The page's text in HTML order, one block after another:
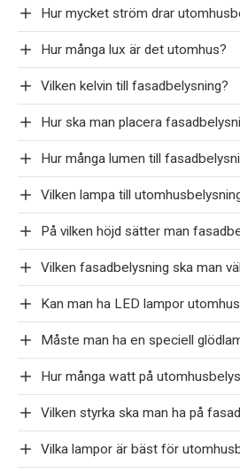
Hur mycket ström drar
Hur många lux är det utomhus?
Vilken kelvin till fasadbelysning?
Hur ska man placera
Hur många lumen till
Vilken lampa till
På vilken höjd sätter man
Vilken fasadbelysning ska man
Kan man ha LED lampor
Måste man ha en speciell
Hur många watt på
Vilken styrka ska man ha på
Vilka lampor är bäst för